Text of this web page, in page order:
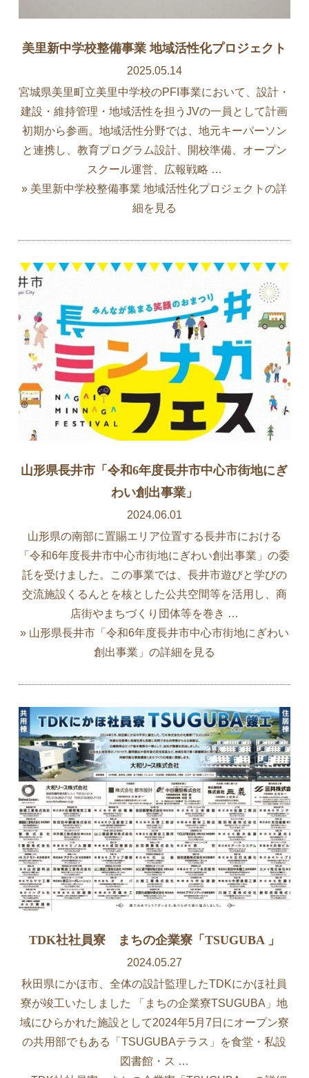
美里新中学校整備事業 地域活性化プロジェクト
2025.05.14
宮城県美里町立美里中学校のPFI事業において、設計・
建設・維持管理・地域活性を担うJVの一員として計画
初期から参画。地域活性分野では、地元キーパーソン
と連携し、教育プログラム設計、開校準備、オープン
スクール運営、広報戦略 …
» 美里新中学校整備事業 地域活性化プロジェクトの詳
細を見る
山形県長井市「令和6年度長井市中心市街地にぎ
わい創出事業」
2024.06.01
山形県の南部に置賜エリア位置する長井市における
「令和6年度長井市中心市街地にぎわい創出事業」の委
託を受けました。この事業では、長井市遊びと学びの
交流施設くるんとを核とした公共空間等を活用し、商
店街やまちづくり団体等を巻き …
» 山形県長井市「令和6年度長井市中心市街地にぎわい
創出事業」の詳細を見る
TDK社社員寮 まちの企業寮「TSUGUBA 」
2024.05.27
秋田県にかほ市、全体の設計監理したTDKにかほ社員
寮が竣工いたしました 「まちの企業寮TSUGUBA」地
域にひらかれた施設として2024年5月7日にオープン寮
の共用部でもある「TSUGUBAテラス」を食堂・私設
図書館・ス …